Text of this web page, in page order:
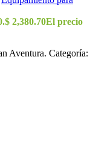
$ 2,380.70El precio
Aventura. Categoría: